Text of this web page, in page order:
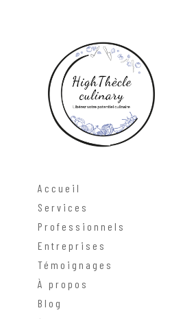
Accueil
Services
Professionnels
Entreprises
Témoignages
À propos
Blog